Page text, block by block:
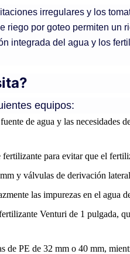
irregulares y los
por goteo permiten
integrada del agua y los
equipos:
de agua y las
para evitar que el
y válvulas de derivación
las impurezas en el agua
Venturi de 1 pulgada,
de PE de 32 mm o 40 mm,